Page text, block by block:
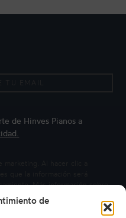
de
de Hinves Pianos a
Más información sobre